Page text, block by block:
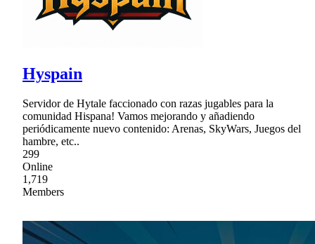
Hyspain
Servidor de Hytale faccionado con razas jugables para la
comunidad Hispana! Vamos mejorando y añadiendo
periódicamente nuevo contenido: Arenas, SkyWars, Juegos del
hambre, etc..
299
Online
1,719
Members